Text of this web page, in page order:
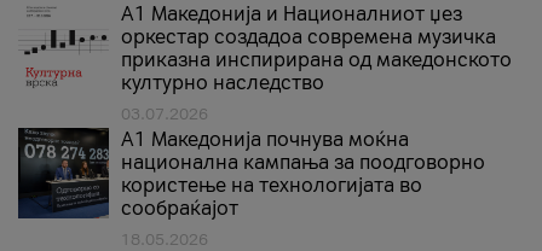
А1 Македонија и Националниот џез
оркестар создадоа современа музичка
приказна инспирирана од македонското
културно наследство
03.07.2026
A1 Македонија почнува моќна
национална кампања за поодговорно
користење на технологијата во
сообраќајот
18.05.2026